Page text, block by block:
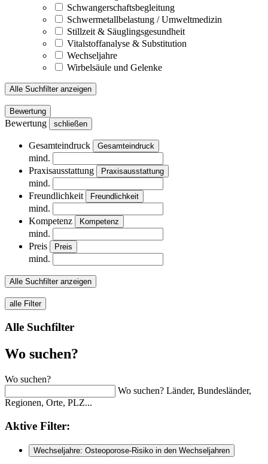
Schwangerschaftsbegleitung
Schwermetallbelastung / Umweltmedizin
Stillzeit & Säuglingsgesundheit
Vitalstoffanalyse & Substitution
Wechseljahre
Wirbelsäule und Gelenke
Alle Suchfilter anzeigen
Bewertung
Bewertung schließen
Gesamteindruck Gesamteindruck
mind.
Praxisausstattung
Praxisausstattung
mind.
Freundlichkeit
Freundlichkeit
mind.
Kompetenz
Kompetenz
mind.
Preis
Preis
mind.
Alle Suchfilter anzeigen
alle Filter
Alle Suchfilter
Wo suchen?
Wo suchen?
Wo suchen? Länder, Bundesländer,
Regionen, Orte, PLZ...
Aktive Filter:
Wechseljahre: Osteoporose-Risiko in den Wechseljahren